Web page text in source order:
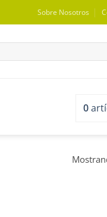
Sobre Nosotros
0